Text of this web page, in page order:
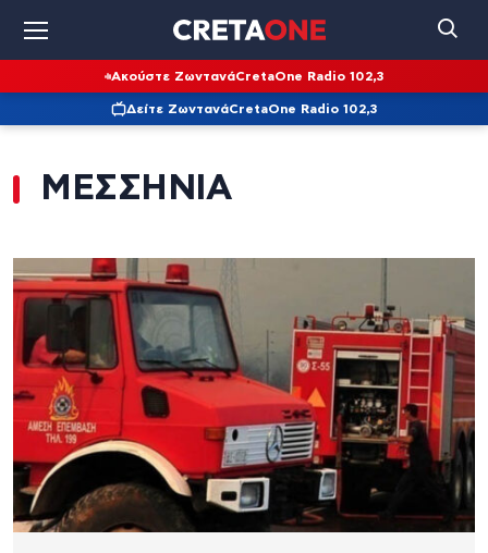
Ακούστε ΖωντανάCretaOne Radio 102,3
Δείτε ΖωντανάCretaOne Radio 102,3
ΜΕΣΣΗΝΙΑ